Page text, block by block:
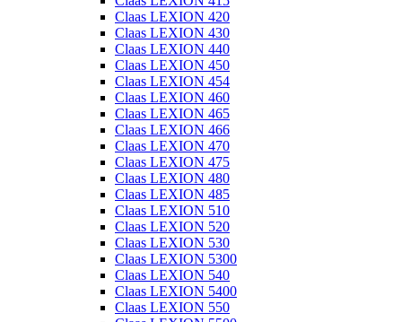
Claas LEXION 420
Claas LEXION 430
Claas LEXION 440
Claas LEXION 450
Claas LEXION 454
Claas LEXION 460
Claas LEXION 465
Claas LEXION 466
Claas LEXION 470
Claas LEXION 475
Claas LEXION 480
Claas LEXION 485
Claas LEXION 510
Claas LEXION 520
Claas LEXION 530
Claas LEXION 5300
Claas LEXION 540
Claas LEXION 5400
Claas LEXION 550